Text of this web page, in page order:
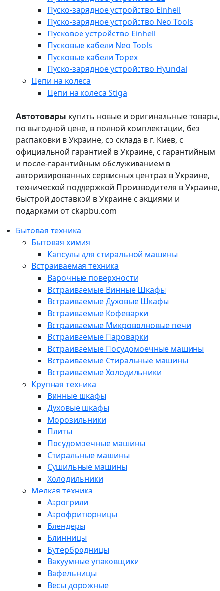
Пуско-зарядное устройство Einhell
Пуско-зарядное устройство Neo Tools
Пусковое устройство Einhell
Пусковые кабели Neo Tools
Пусковые кабели Topex
Пуско-зарядное устройство Hyundai
Цепи на колеса
Цепи на колеса Stiga
Автотовары купить новые и оригинальные товары,
по выгодной цене, в полной комплектации, без
распаковки в Украине, со склада в г. Киев, с
официальной гарантией в Украине, с гарантийным
и после-гарантийным обслуживанием в
авторизированных сервисных центрах в Украине,
технической поддержкой Производителя в Украине,
быстрой доставкой в Украине с акциями и
подарками от ckapbu.com
Бытовая техника
Бытовая химия
Капсулы для стиральной машины
Встраиваемая техника
Варочные поверхности
Встраиваемые Винные Шкафы
Встраиваемые Духовые Шкафы
Встраиваемые Кофеварки
Встраиваемые Микроволновые печи
Встраиваемые Пароварки
Встраиваемые Посудомоечные машины
Встраиваемые Стиральные машины
Встраиваемые Холодильники
Крупная техника
Винные шкафы
Духовые шкафы
Морозильники
Плиты
Посудомоечные машины
Стиральные машины
Сушильные машины
Холодильники
Мелкая техника
Аэрогрили
Аэрофритюрницы
Блендеры
Блинницы
Бутербродницы
Вакуумные упаковщики
Вафельницы
Весы дорожные